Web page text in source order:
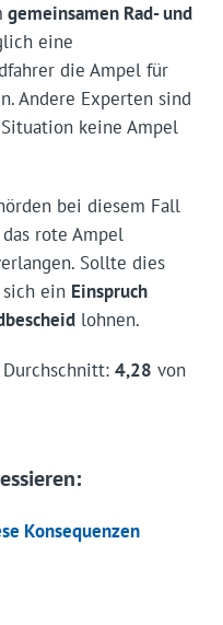
gemeinsamen Rad- und
eine
die Ampel für
Andere Experten sind
keine Ampel
bei diesem Fall
rote Ampel
Sollte dies
ein Einspruch
lohnen.
4,28 von
Konsequenzen